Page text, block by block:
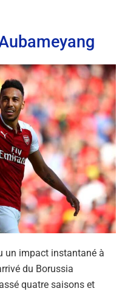
un impact instantané à
du Borussia
quatre saisons et